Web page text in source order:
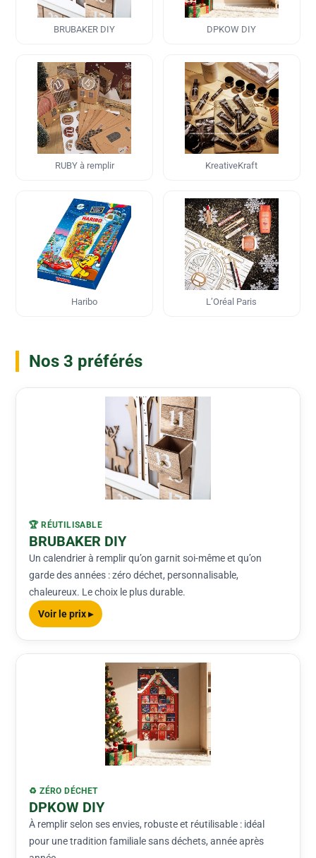
BRUBAKER DIY DPKOW DIY
RUBY à remplir KreativeKraft
Haribo L’Oréal Paris
Nos 3 préférés
🏆 RÉUTILISABLE
BRUBAKER DIY
Un calendrier à remplir qu’on garnit soi-même et qu’on
garde des années : zéro déchet, personnalisable,
chaleureux. Le choix le plus durable.
Voir le prix ▸
♻️ ZÉRO DÉCHET
DPKOW DIY
À remplir selon ses envies, robuste et réutilisable : idéal
pour une tradition familiale sans déchets, année après